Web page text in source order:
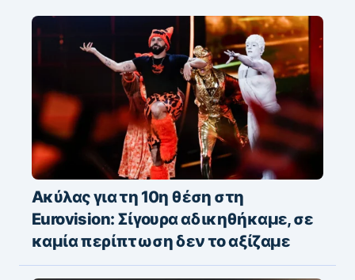
Ακύλας για τη 10η θέση στη
Eurovision: Σίγουρα αδικηθήκαμε, σε
καμία περίπτωση δεν το αξίζαμε